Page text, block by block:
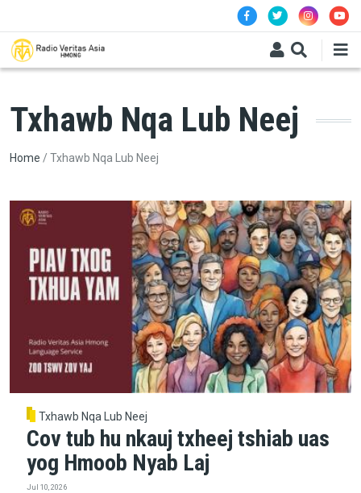
Txhawb Nqa Lub Neej
Breadcrumb
Home Txhawb Nqa Lub Neej
Txhawb Nqa Lub Neej
Cov tub hu nkauj txheej tshiab uas
yog Hmoob Nyab Laj
Jul 10, 2026